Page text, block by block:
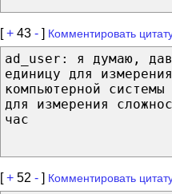
[+ 43 - ] Комментировать
ad_user: я думаю,
единицу для
компьютерной
для измерения
час
[+ 52 - ] Комментировать